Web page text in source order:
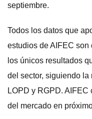
septiembre.
Todos los datos que
estudios de AIFEC
los únicos resultados
del sector, siguiendo la
LOPD y RGPD.
del mercado en